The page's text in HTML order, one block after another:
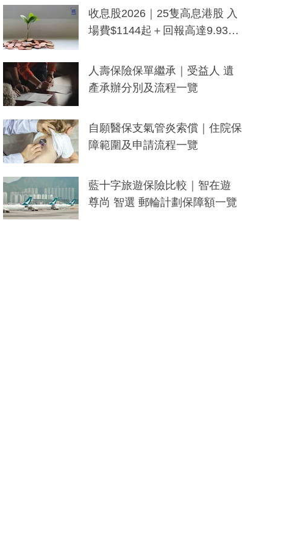
一度被誤當詐騙手段
收息股2026｜25隻高息港股 入
場費$1144起＋回報高達9.93
人壽保險保單繼承｜受益人 遺
產承辦分別及流程一覽
自願醫保支氣管炎索償｜住院保
障範圍及申請流程一覽
藍十字旅遊保險比較｜智在遊
尊尚 智選 郵輪計劃保障額一覽